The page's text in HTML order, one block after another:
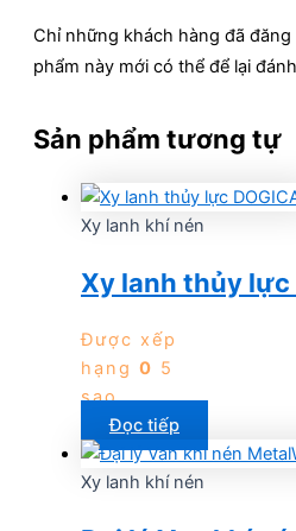
Chỉ những khách hàng đã đăng
phẩm này mới có thể để lại
Sản phẩm tương tự
Xy lanh khí nén
Xy lanh thủy lực
Được xếp
hạng 0 5
sao
Đọc tiếp
Xy lanh khí nén